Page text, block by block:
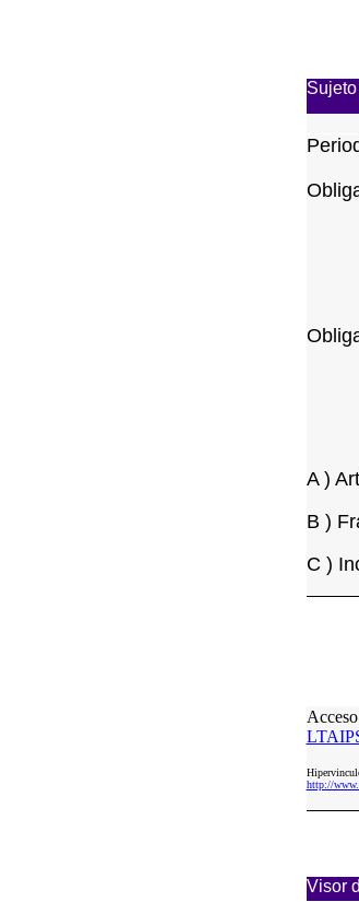
A )
B )
C )
http://
Visor